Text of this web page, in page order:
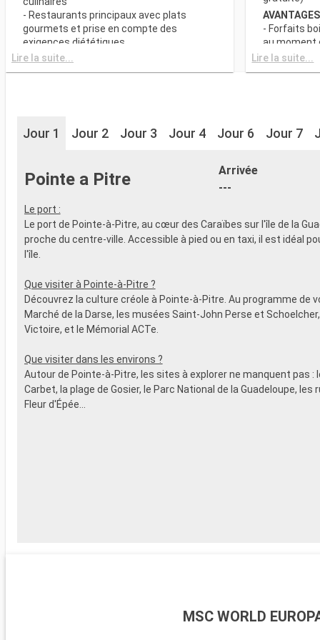
- Restaurants principaux avec plats
gourmets et prise en compte des
exigences diététiques
SPORT ET DIVERTISSEMENTS
- Programme varié de spectacles de style
- Salle de sport équipée avec vue
panoramique
- Activités récréatives pour enfants
- Personnel qualifié multilingue
AUTRES PRIVILÈGES
- Points MSC Voyagers Club
Lire la suite...
- Forfaits
au moment
- Buffet
réserve de
SPORT ET
-
Broadway
- Espace
-
- Salle de
- Activités
adultes,
- Activités
-
- Points
Lire la suite...
Jour 1 Jour 2 Jour 3 Jour 4 Jour 6 Jour 7
Pointe a Pitre
Arrivée
---
Le port :
Le port de Pointe-à-Pitre, au cœur des Caraïbes sur l'île de la
proche du centre-ville. Accessible à pied ou en taxi, il est idéal
l'île.
Que visiter à Pointe-à-Pitre ?
Découvrez la culture créole à Pointe-à-Pitre. Au programme de
Marché de la Darse, les musées Saint-John Perse et
Victoire, et le Mémorial ACTe.
Que visiter dans les environs ?
Autour de Pointe-à-Pitre, les sites à explorer ne manquent pas :
Carbet, la plage de Gosier, le Parc National de la Guadeloupe, les
Fleur d'Épée...
MSC WORLD